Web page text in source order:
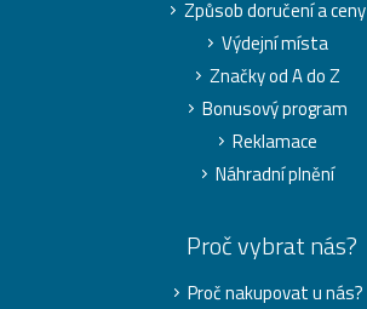
Způsob doručení a ceny
Výdejní místa
Značky od A do Z
Bonusový program
Reklamace
Náhradní plnění
Proč vybrat nás?
Proč nakupovat u nás?